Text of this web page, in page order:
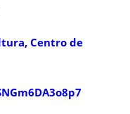
Centro de